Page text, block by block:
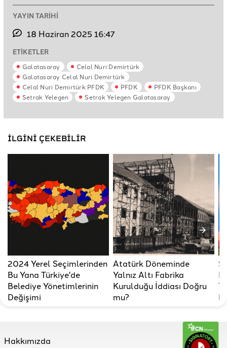
YAYIN TARİHİ
18 Haziran 2025 16:47
ETİKETLER
Galatasaray
Celal Nuri Demirtürk
Galatasaray Celal Nuri Demirtürk
Celal Nuri Demirtürk PFDK
PFDK
PFDK Başkanı
Setrak Yelegen
Setrak Yelegen Galatasaray
İLGİNİ ÇEKEBİLİR
2024 Yerel Seçimlerinden
Bu Yana Türkiye'de
Belediye Yönetimlerinin
Değişimi
Atatürk Döneminde
Yalnız Altı Fabrika
Kurulduğu İddiası Doğru
mu?
Hakkımızda